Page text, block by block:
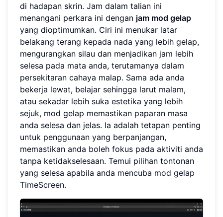
di hadapan skrin. Jam dalam talian ini
menangani perkara ini dengan jam mod gelap
yang dioptimumkan. Ciri ini menukar latar
belakang terang kepada nada yang lebih gelap,
mengurangkan silau dan menjadikan jam lebih
selesa pada mata anda, terutamanya dalam
persekitaran cahaya malap. Sama ada anda
bekerja lewat, belajar sehingga larut malam,
atau sekadar lebih suka estetika yang lebih
sejuk, mod gelap memastikan paparan masa
anda selesa dan jelas. Ia adalah tetapan penting
untuk penggunaan yang berpanjangan,
memastikan anda boleh fokus pada aktiviti anda
tanpa ketidakselesaan. Temui pilihan tontonan
yang selesa apabila anda mencuba mod gelap
TimeScreen.